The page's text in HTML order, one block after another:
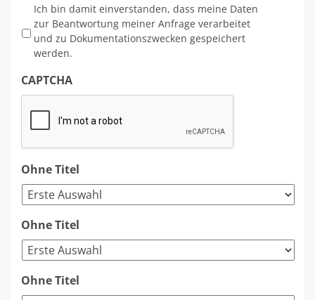
Ich bin damit einverstanden, dass meine Daten
zur Beantwortung meiner Anfrage verarbeitet
und zu Dokumentationszwecken gespeichert
werden.
CAPTCHA
Ohne Titel
Ohne Titel
Ohne Titel